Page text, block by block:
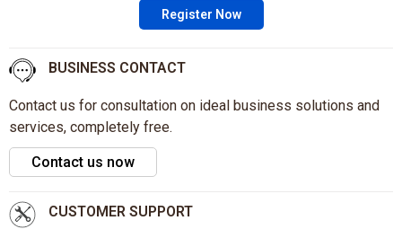
Register Now
BUSINESS CONTACT
Contact us for consultation on ideal business solutions and
services, completely free.
Contact us now
CUSTOMER SUPPORT